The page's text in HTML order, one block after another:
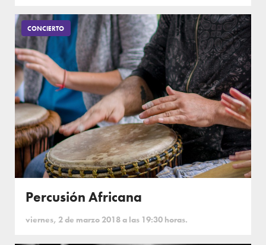
CONCIERTO
Percusión Africana
viernes, 2 de marzo 2018 a las 19:30 horas.